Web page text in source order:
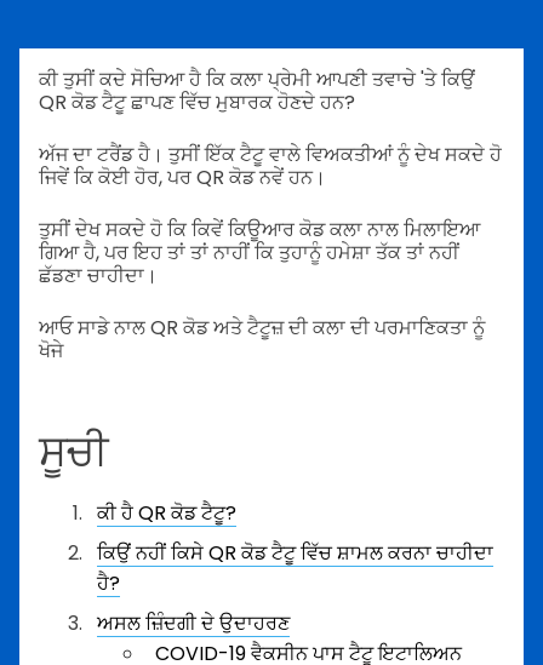
ਕੀ ਤੁਸੀਂ ਕਦੇ ਸੋਚਿਆ ਹੈ ਕਿ ਕਲਾ ਪ੍ਰੇਮੀ ਆਪਣੀ ਤਵਾਚੇ 'ਤੇ ਕਿਉਂ
QR ਕੋਡ ਟੈਟੂ ਛਾਪਣ ਵਿੱਚ ਮੁਬਾਰਕ ਹੋਣਦੇ ਹਨ?
ਅੱਜ ਦਾ ਟਰੈਂਡ ਹੈ। ਤੁਸੀਂ ਇੱਕ ਟੈਟੂ ਵਾਲੇ ਵਿਅਕਤੀਆਂ ਨੂੰ ਦੇਖ ਸਕਦੇ ਹੋ
ਜਿਵੇਂ ਕਿ ਕੋਈ ਹੋਰ, ਪਰ QR ਕੋਡ ਨਵੇਂ ਹਨ।
ਤੁਸੀਂ ਦੇਖ ਸਕਦੇ ਹੋ ਕਿ ਕਿਵੇਂ ਕਿਊਆਰ ਕੋਡ ਕਲਾ ਨਾਲ ਮਿਲਾਇਆ
ਗਿਆ ਹੈ, ਪਰ ਇਹ ਤਾਂ ਤਾਂ ਨਾਹੀਂ ਕਿ ਤੁਹਾਨੂੰ ਹਮੇਸ਼ਾ ਤੱਕ ਤਾਂ ਨਹੀਂ
ਛੱਡਣਾ ਚਾਹੀਦਾ।
ਆਓ ਸਾਡੇ ਨਾਲ QR ਕੋਡ ਅਤੇ ਟੈਟੂਜ਼ ਦੀ ਕਲਾ ਦੀ ਪਰਮਾਣਿਕਤਾ ਨੂੰ
ਖੋਜੇ
ਸੂਚੀ
ਕੀ ਹੈ QR ਕੋਡ ਟੈਟੂ?
ਕਿਉਂ ਨਹੀਂ ਕਿਸੇ QR ਕੋਡ ਟੈਟੂ ਵਿੱਚ ਸ਼ਾਮਲ ਕਰਨਾ ਚਾਹੀਦਾ
ਹੈ?
ਅਸਲ ਜ਼ਿੰਦਗੀ ਦੇ ਉਦਾਹਰਣ
COVID-19 ਵੈਕਸੀਨ ਪਾਸ ਟੈਟੂ ਇਟਾਲਿਅਨ